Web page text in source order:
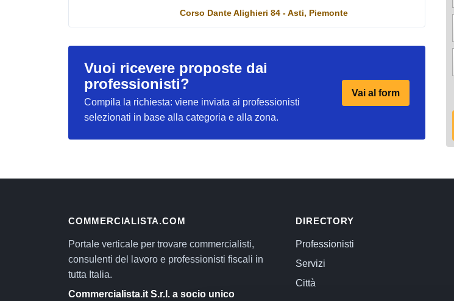
Corso Dante Alighieri 84 - Asti, Piemonte
Vuoi ricevere proposte dai
professionisti?
Compila la richiesta: viene inviata ai professionisti
selezionati in base alla categoria e alla zona.
Vai al form
COMMERCIALISTA.COM
Portale verticale per trovare commercialisti,
consulenti del lavoro e professionisti fiscali in
tutta Italia.
Commercialista.it S.r.l. a socio unico
DIRECTORY
Professionisti
Servizi
Città